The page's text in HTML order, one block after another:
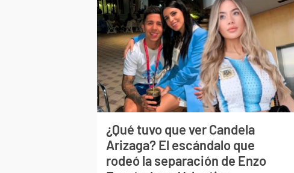
¿Qué tuvo que ver Candela
Arizaga? El escándalo que
rodeó la separación de Enzo